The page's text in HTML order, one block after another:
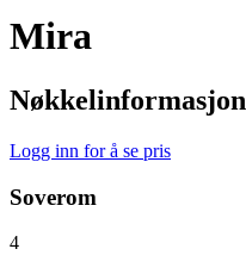
Mira
Nøkkelinformasjon
Logg inn for å se pris
Soverom
4